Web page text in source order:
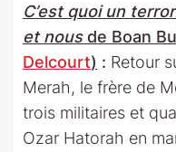
C’est quoi un
et nousde Boan
Delcourt) : Retour
Merah, le frère de
trois militaires et
Ozar Hatorah en